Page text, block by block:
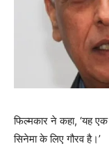
फिल्‍मकार ने कहा, ‘यह
सिनेमा के लिए गौरव है।’